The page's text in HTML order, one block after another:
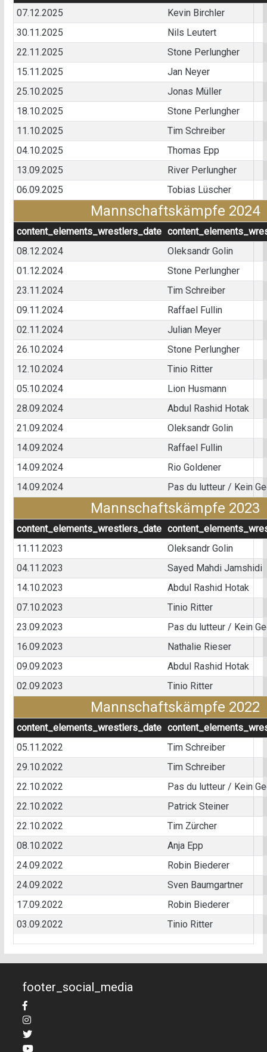
07.12.2025
Kevin Birchler
30.11.2025
Nils Leutert
22.11.2025
Stone Perlungher
15.11.2025
Jan Neyer
25.10.2025
Jonas Müller
18.10.2025
Stone Perlungher
11.10.2025
Tim Schreiber
04.10.2025
Thomas Epp
13.09.2025
River Perlungher
06.09.2025
Tobias Lüscher
Mannschaftskämpfe 2024
content_elements_wrestlers_date
08.12.2024
Oleksandr Golin
01.12.2024
Stone Perlungher
23.11.2024
Tim Schreiber
09.11.2024
Raffael Fullin
02.11.2024
Julian Meyer
26.10.2024
Stone Perlungher
12.10.2024
Tinio Ritter
05.10.2024
Lion Husmann
28.09.2024
Abdul Rashid Hotak
21.09.2024
Oleksandr Golin
14.09.2024
Raffael Fullin
14.09.2024
Rio Goldener
14.09.2024
Pas du lutteur / Kein
Mannschaftskämpfe 2023
content_elements_wrestlers_date
11.11.2023
Oleksandr Golin
04.11.2023
Sayed Mahdi Jamshidi
14.10.2023
Abdul Rashid Hotak
07.10.2023
Tinio Ritter
23.09.2023
Pas du lutteur / Kein
16.09.2023
Nathalie Rieser
09.09.2023
Abdul Rashid Hotak
02.09.2023
Tinio Ritter
Mannschaftskämpfe 2022
content_elements_wrestlers_date
05.11.2022
Tim Schreiber
29.10.2022
Tim Schreiber
22.10.2022
Pas du lutteur / Kein
22.10.2022
Patrick Steiner
22.10.2022
Tim Zürcher
08.10.2022
Anja Epp
24.09.2022
Robin Biederer
24.09.2022
Sven Baumgartner
17.09.2022
Robin Biederer
03.09.2022
Tinio Ritter
footer_social_media